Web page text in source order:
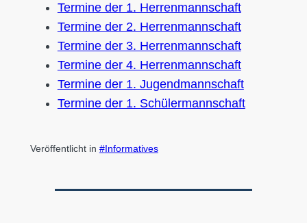
Termine der 1. Herrenmannschaft
Termine der 2. Herrenmannschaft
Termine der 3. Herrenmannschaft
Termine der 4. Herrenmannschaft
Termine der 1. Jugendmannschaft
Termine der 1. Schülermannschaft
Veröffentlicht in Informatives